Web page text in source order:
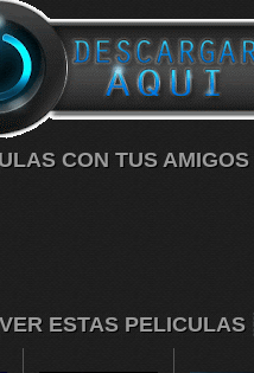
CON TUS AMIGOS
ESTAS PELICULAS